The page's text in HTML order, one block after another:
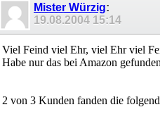
Mister Würzig:
19.08.2004 15:14
Viel Feind viel Ehr, viel Ehr viel
Habe nur das bei Amazon
2 von 3 Kunden fanden die